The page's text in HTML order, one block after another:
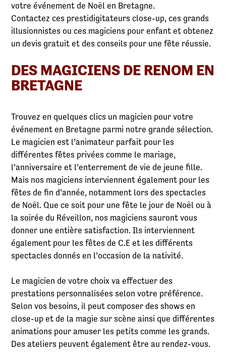
votre événement de Noël en Bretagne.
Contactez ces prestidigitateurs close-up, ces grands
illusionnistes ou ces magiciens pour enfant et obtenez
un devis gratuit et des conseils pour une fête réussie.
DES MAGICIENS DE RENOM EN
BRETAGNE
Trouvez en quelques clics un magicien pour votre
événement en Bretagne parmi notre grande sélection.
Le magicien est l’animateur parfait pour les
différentes fêtes privées comme le mariage,
l’anniversaire et l’enterrement de vie de jeune fille.
Mais nos magiciens interviennent également pour les
fêtes de fin d’année, notamment lors des spectacles
de Noël. Que ce soit pour une fête le jour de Noël ou à
la soirée du Réveillon, nos magiciens sauront vous
donner une entière satisfaction. Ils interviennent
également pour les fêtes de C.E et les différents
spectacles donnés en l’occasion de la nativité.
Le magicien de votre choix va effectuer des
prestations personnalisées selon votre préférence.
Selon vos besoins, il peut composer des shows en
close-up et de la magie sur scène ainsi que différentes
animations pour amuser les petits comme les grands.
Des ateliers peuvent également être au rendez-vous.